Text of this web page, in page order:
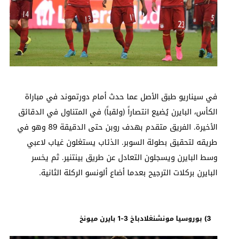
في سيناريو طبق الأصل عما حدث أمام دورتموند في مباراة
الكأس، البايرن يُضيع انتصاراً (ولقباً) في المتناول في الدقائق
الأخيرة. الفريق متقدم بهدف روبن حتى الدقيقة 89 وهو في
طريقه لتحقيق بطولة السوبر. الذئاب يستغلون غياب لاعبي
وسط البايرن ويسجلون التعادل عن طريق بينتنير. ثم يخسر
البايرن بركلات الترجيح بعدما أضاع ألونسو الركلة الثانية.